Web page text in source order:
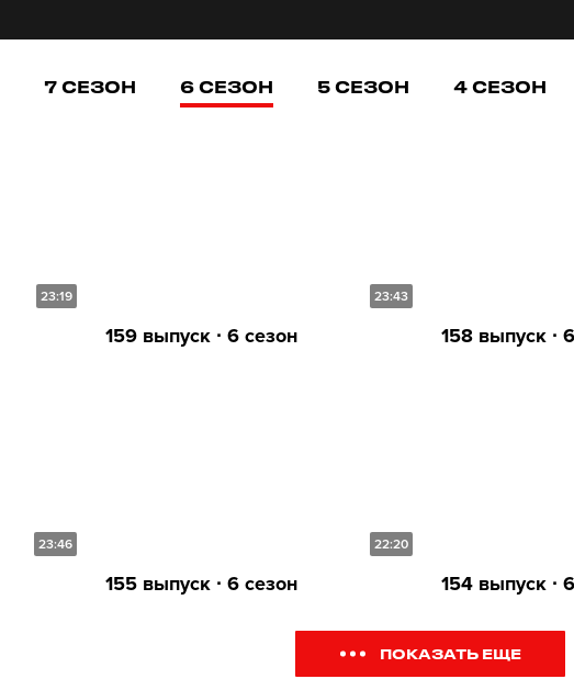
7 СЕЗОН 6 СЕЗОН 5 СЕЗОН 4 СЕЗОН
23:19 23:43
159 выпуск ∙ 6 сезон 158 выпуск ∙
23:46 22:20
155 выпуск ∙ 6 сезон 154 выпуск ∙
ПОКАЗАТЬ ЕЩЕ